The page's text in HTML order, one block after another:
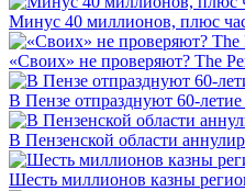
Минус 40 миллионов, плюс
«Своих» не проверяют? The
В Пензе отпразднуют 60-
В Пензенской области
Шесть миллионов казны